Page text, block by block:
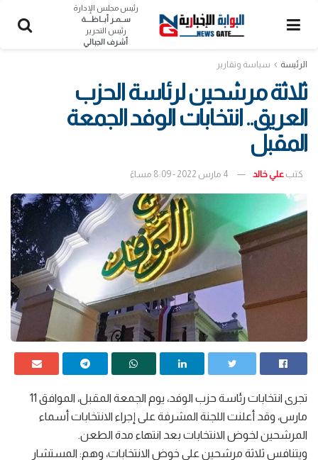
رئيس مجلس الإدارة
ســمـر أبــاظــــة
رئيس التحرير
أشرف الجبالي
الرئيسة سياسة وتقارير
ثلاثة مرشحين لرئاسة الحزب
العريق.. انتخابات الوفد الجمعة
المقبل
كتب علي خالد 4 مارس 2022 - 8:09 مساءً
تجرى انتخابات رئاسة حزب الوفد، يوم الجمعة المقبل، الموافق 11
مارس، وقد أعلنت اللجنة المشرفة على إجراء الانتخابات أسماء
المرشحين لخوض الانتخابات بعد انتهاء مدة الطعن.
ويتنافس ثلاثة مرشحين على خوض الانتخابات، وهم: المستشار